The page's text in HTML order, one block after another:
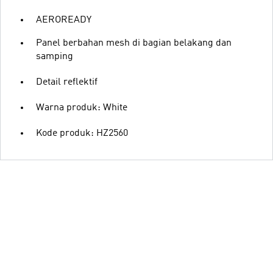
AEROREADY
Panel berbahan mesh di bagian belakang dan
samping
Detail reflektif
Warna produk: White
Kode produk: HZ2560